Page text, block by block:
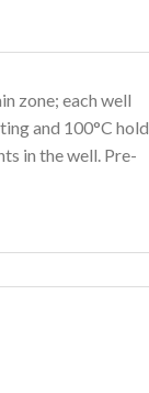
zone; each well
and 100°C hold
in the well. Pre-